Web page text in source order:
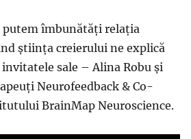
putem îmbunătăți relația
știința creierului ne explică
sale – Alina Robu și
Neurofeedback & Co-
BrainMap Neuroscience.